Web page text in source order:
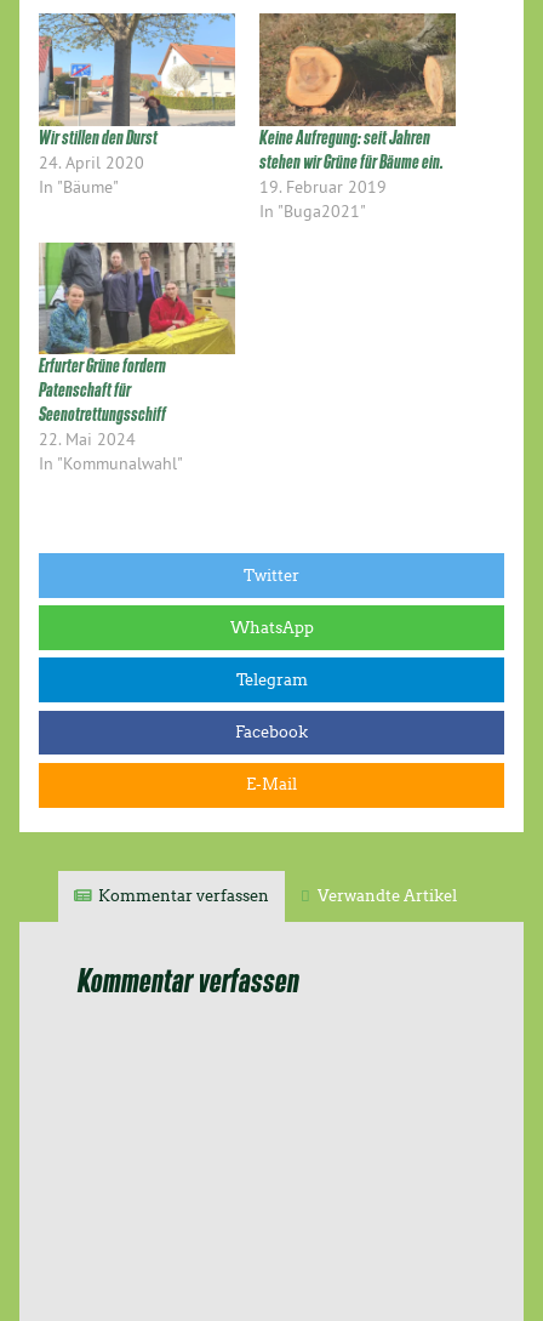
Wir stillen den Durst
24. April 2020
In "Bäume"
Keine Aufregung: seit Jahren
stehen wir Grüne für Bäume ein.
19. Februar 2019
In "Buga2021"
Erfurter Grüne fordern
Patenschaft für
Seenotrettungsschiff
22. Mai 2024
In "Kommunalwahl"
Twitter
WhatsApp
Telegram
Facebook
E-Mail
Kommentar verfassen Verwandte Artikel
Kommentar verfassen